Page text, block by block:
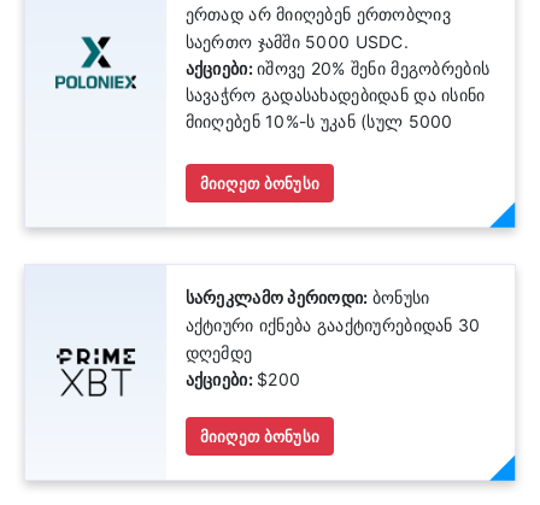
ერთად არ მიიღებენ ერთობლივ
საერთო ჯამში 5000 USDC.
აქციები:იშოვე 20% შენი მეგობრების
სავაჭრო გადასახადებიდან და ისინი
მიიღებენ 10%-ს უკან (სულ 5000
მიიღეთ ბონუსი
სარეკლამო პერიოდი: ბონუსი
აქტიური იქნება გააქტიურებიდან 30
დღემდე
აქციები: $200
მიიღეთ ბონუსი